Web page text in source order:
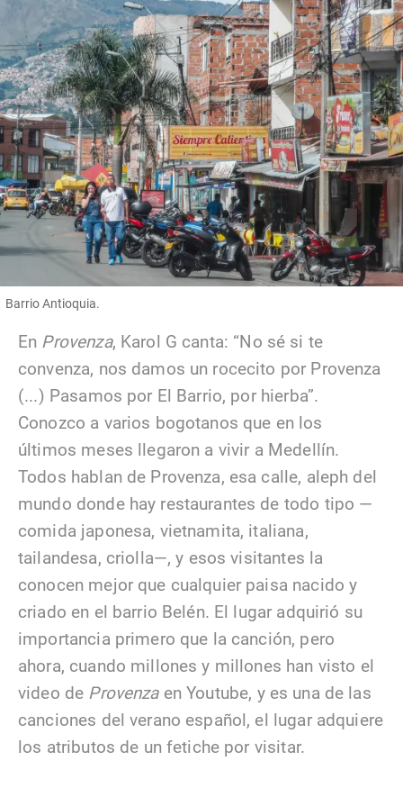
Barrio Antioquia.
En Provenza, Karol G canta: “No sé si te
convenza, nos damos un rocecito por Provenza
(...) Pasamos por El Barrio, por hierba”.
Conozco a varios bogotanos que en los
últimos meses llegaron a vivir a Medellín.
Todos hablan de Provenza, esa calle, aleph del
mundo donde hay restaurantes de todo tipo —
comida japonesa, vietnamita, italiana,
tailandesa, criolla—, y esos visitantes la
conocen mejor que cualquier paisa nacido y
criado en el barrio Belén. El lugar adquirió su
importancia primero que la canción, pero
ahora, cuando millones y millones han visto el
video de Provenzaen Youtube, y es una de las
canciones del verano español, el lugar adquiere
los atributos de un fetiche por visitar.